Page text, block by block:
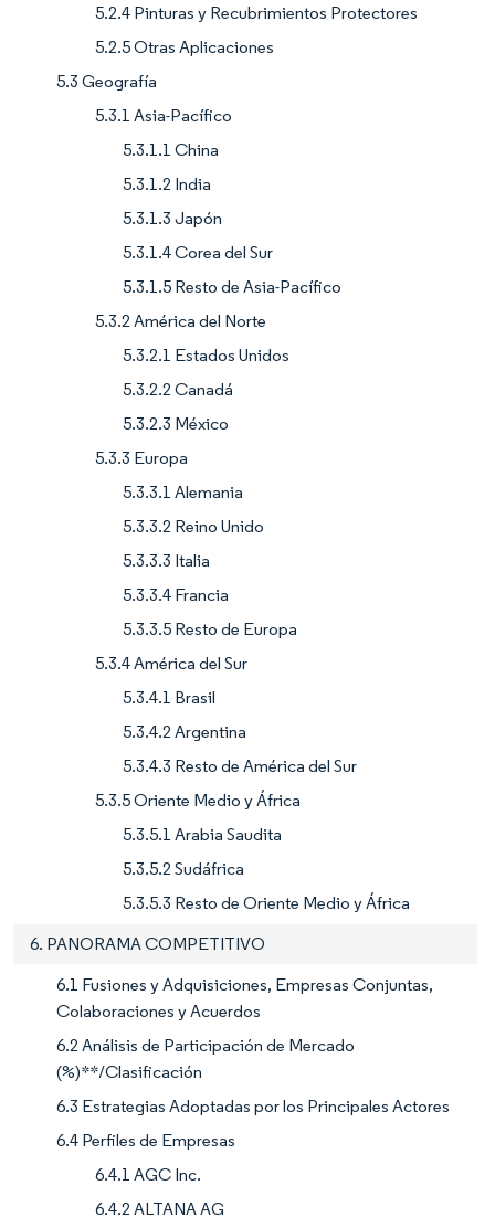
5.2.4 Pinturas y Recubrimientos Protectores
5.2.5 Otras Aplicaciones
5.3 Geografía
5.3.1 Asia-Pacífico
5.3.1.1 China
5.3.1.2 India
5.3.1.3 Japón
5.3.1.4 Corea del Sur
5.3.1.5 Resto de Asia-Pacífico
5.3.2 América del Norte
5.3.2.1 Estados Unidos
5.3.2.2 Canadá
5.3.2.3 México
5.3.3 Europa
5.3.3.1 Alemania
5.3.3.2 Reino Unido
5.3.3.3 Italia
5.3.3.4 Francia
5.3.3.5 Resto de Europa
5.3.4 América del Sur
5.3.4.1 Brasil
5.3.4.2 Argentina
5.3.4.3 Resto de América del Sur
5.3.5 Oriente Medio y África
5.3.5.1 Arabia Saudita
5.3.5.2 Sudáfrica
5.3.5.3 Resto de Oriente Medio y África
6. PANORAMA COMPETITIVO
6.1 Fusiones y Adquisiciones, Empresas Conjuntas,
Colaboraciones y Acuerdos
6.2 Análisis de Participación de Mercado
(%)**/Clasificación
6.3 Estrategias Adoptadas por los Principales Actores
6.4 Perfiles de Empresas
6.4.1 AGC Inc.
6.4.2 ALTANA AG